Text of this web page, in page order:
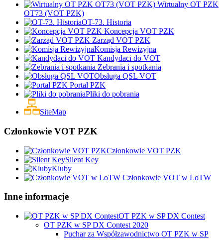
Wirtualny OT PZK
OT73 (VOT PZK)
OT-73. Historia
Koncepcja VOT PZK
Zarząd VOT PZK
Komisja Rewizyjna
Kandydaci do VOT
Zebrania i spotkania
Obsługa QSL VOT
Portal PZK
Pliki do pobrania
SiteMap
Członkowie VOT PZK
Członkowie VOT PZK
Silent Key
Kluby
Członkowie VOT w LoTW
Inne informacje
OT PZK w SP DX Contest
OT PZK w SP DX Contest 2020
Puchar za Współzawodnictwo OT PZK w SP